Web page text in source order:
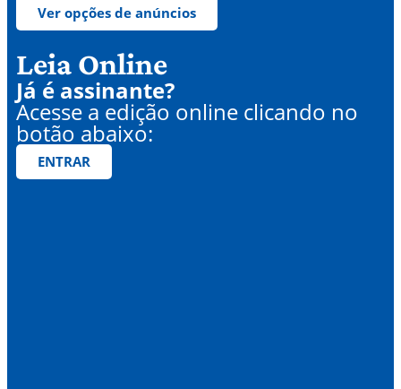
Ver opções de anúncios
Leia Online
Já é assinante?
Acesse a edição online clicando no
botão abaixo:
ENTRAR